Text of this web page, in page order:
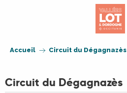
Accueil Circuit du Dégagnazès
Circuit du Dégagnazès